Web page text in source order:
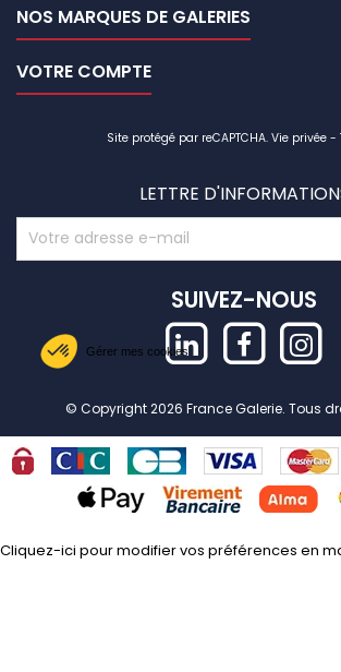
Gérer mes cookies
NOS MARQUES DE GALERIES
VOTRE COMPTE
Site protégé par reCAPTCHA. Vie privée -
LETTRE
SUIVEZ-NOUS
© Copyright 2026 France Galerie. Tous
Cliquez-ici pour modifier vos préférences en